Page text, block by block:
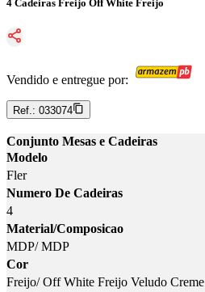
4 Cadeiras Freijo Off White Freijo
Vendido e entregue por:
Ref.: 033074
Conjunto Mesas e Cadeiras
Modelo
Fler
Numero De Cadeiras
4
Material/Composicao
MDP/ MDP
Cor
Freijo/ Off White Freijo Veludo Creme